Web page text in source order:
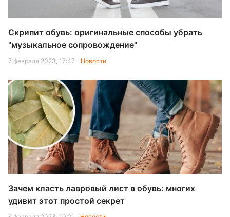
Скрипит обувь: оригинальные способы убрать
"музыкальное сопровождение"
7 февраля 2023, 17:47 Новости
Зачем класть лавровый лист в обувь: многих
удивит этот простой секрет